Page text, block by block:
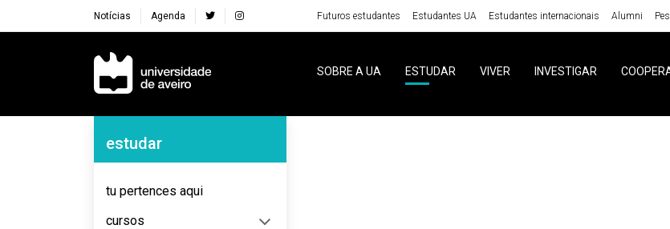
Notícias Agenda Futuros estudantes Estudantes UA Estudantes internacionais Alumni
Navegação Principal
SOBRE A UA ESTUDAR VIVER INVESTIGAR
Navegação Lateral
estudar
tu pertences aqui
cursos